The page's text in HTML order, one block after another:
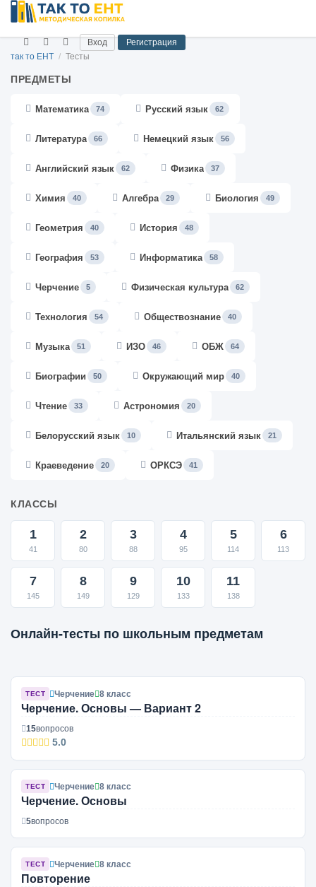
Вход
Регистрация
так то ЕНТ / Тесты
ПРЕДМЕТЫ
Математика 74 Русский язык 62
Литература 66 Немецкий язык 56
Английский язык 62 Физика 37
Химия 40 Алгебра 29 Биология 49
Геометрия 40 История 48
География 53 Информатика 58
Черчение 5 Физическая культура 62
Технология 54 Обществознание 40
Музыка 51 ИЗО 46 ОБЖ 64
Биографии 50 Окружающий мир 40
Чтение 33 Астрономия 20
Белорусский язык 10 Итальянский язык 21
Краеведение 20 ОРКСЭ 41
КЛАССЫ
1
41
2
80
3
88
4
95
5
114
6
113
7
145
8
149
9
129
10
133
11
138
Онлайн-тесты по школьным предметам
ТЕСТ Черчение 8 класс
Черчение. Основы — Вариант 2
15вопросов
5.0
ТЕСТ Черчение 8 класс
Черчение. Основы
5вопросов
ТЕСТ Черчение 8 класс
Повторение